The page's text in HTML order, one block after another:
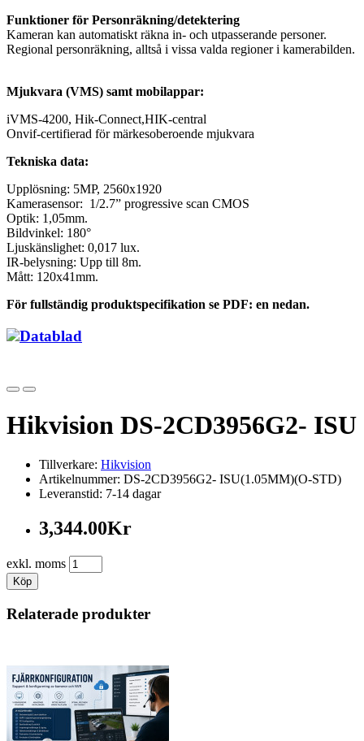
Funktioner för Personräkning/detektering
Kameran kan automatiskt räkna in- och utpasserande personer.
Regional personräkning, alltså i vissa valda regioner i kamerabilden.
Mjukvara (VMS) samt mobilappar:
iVMS-4200, Hik-Connect,HIK-central
Onvif-certifierad för märkesoberoende mjukvara
Tekniska data:
Upplösning: 5MP, 2560x1920
Kamerasensor: 1/2.7” progressive scan CMOS
Optik: 1,05mm.
Bildvinkel: 180°
Ljuskänslighet: 0,017 lux.
IR-belysning: Upp till 8m.
Mått: 120x41mm.
För fullständig produktspecifikation se PDF: en nedan.
Datablad
Hikvision DS-2CD3956G2- ISU
Tillverkare: Hikvision
Artikelnummer: DS-2CD3956G2- ISU(1.05MM)(O-STD)
Leveranstid: 7-14 dagar
3,344.00Kr
exkl. moms
Köp
Relaterade produkter